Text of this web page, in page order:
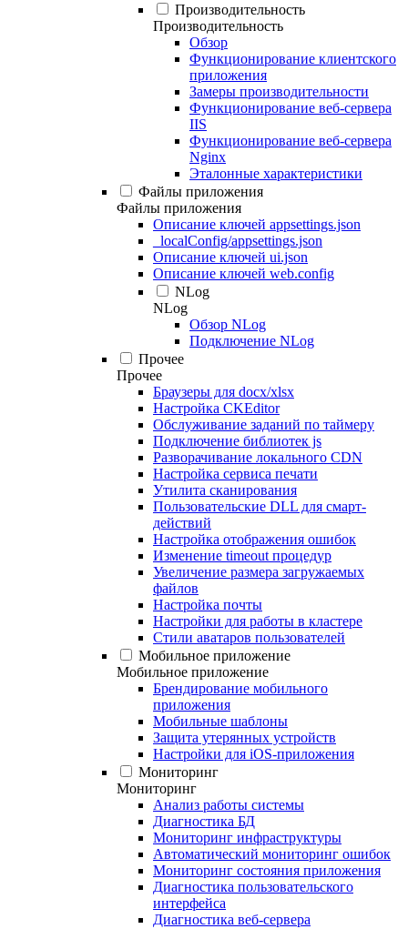
Производительность
Производительность
Обзор
Функционирование клиентского
приложения
Замеры производительности
Функционирование веб-сервера
IIS
Функционирование веб-сервера
Nginx
Эталонные характеристики
Файлы приложения
Файлы приложения
Описание ключей appsettings.json
_localConfig/appsettings.json
Описание ключей ui.json
Описание ключей web.config
NLog
NLog
Обзор NLog
Подключение NLog
Прочее
Прочее
Браузеры для docx/xlsx
Настройка CKEditor
Обслуживание заданий по таймеру
Подключение библиотек js
Разворачивание локального CDN
Настройка сервиса печати
Утилита сканирования
Пользовательские DLL для смарт-
действий
Настройка отображения ошибок
Изменение timeout процедур
Увеличение размера загружаемых
файлов
Настройка почты
Настройки для работы в кластере
Стили аватаров пользователей
Мобильное приложение
Мобильное приложение
Брендирование мобильного
приложения
Мобильные шаблоны
Защита утерянных устройств
Настройки для iOS-приложения
Мониторинг
Мониторинг
Анализ работы системы
Диагностика БД
Мониторинг инфраструктуры
Автоматический мониторинг ошибок
Мониторинг состояния приложения
Диагностика пользовательского
интерфейса
Диагностика веб-сервера